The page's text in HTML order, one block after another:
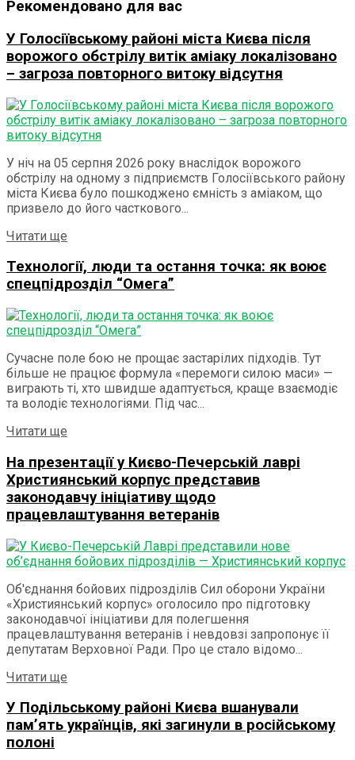
Рекомендовано для вас
У Голосіївському районі міста Києва після
ворожого обстрілу витік аміаку локалізовано
– загроза повторного витоку відсутня
У ніч на 05 серпня 2026 року внаслідок ворожого
обстрілу на одному з підприємств Голосіївського району
міста Києва було пошкоджено ємність з аміаком, що
призвело до його часткового...
Читати ще
Технології, люди та остання точка: як воює
спецпідрозділ “Омега”
Сучасне поле бою не прощає застарілих підходів. Тут
більше не працює формула «перемоги силою маси» —
виграють ті, хто швидше адаптується, краще взаємодіє
та володіє технологіями. Під час...
Читати ще
На презентації у Києво-Печерській лаврі
Християнський корпус представив
законодавчу ініціативу щодо
працевлаштування ветеранів
Об'єднання бойових підрозділів Сил оборони України
«Християнський корпус» оголосило про підготовку
законодавчої ініціативи для полегшення
працевлаштування ветеранів і невдовзі запропонує її
депутатам Верховної Ради. Про це стало відомо...
Читати ще
У Подільському районі Києва вшанували
пам’ять українців, які загинули в російському
полоні